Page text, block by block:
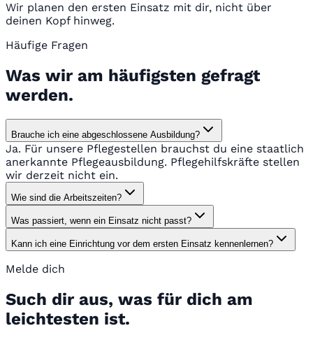
Wir planen den ersten Einsatz mit dir, nicht über
deinen Kopf hinweg.
Häufige Fragen
Was wir am häufigsten gefragt
werden.
Brauche ich eine abgeschlossene Ausbildung?
Ja. Für unsere Pflegestellen brauchst du eine staatlich
anerkannte Pflegeausbildung. Pflegehilfskräfte stellen
wir derzeit nicht ein.
Wie sind die Arbeitszeiten?
Was passiert, wenn ein Einsatz nicht passt?
Kann ich eine Einrichtung vor dem ersten Einsatz kennenlernen?
Melde dich
Such dir aus, was für dich am
leichtesten ist.